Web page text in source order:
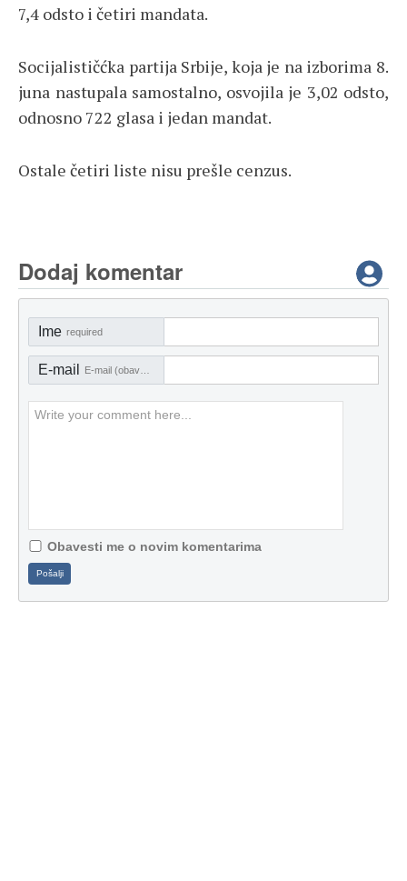
7,4 odsto i četiri mandata.
Socijalističćka partija Srbije, koja je na izborima 8.
juna nastupala samostalno, osvojila je 3,02 odsto,
odnosno 722 glasa i jedan mandat.
Ostale četiri liste nisu prešle cenzus.
Dodaj komentar
Ime required
E-mail
Obavesti me o novim komentarima
Pošalji